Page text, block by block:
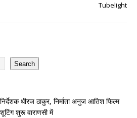
Tubelight
Search
धीरज ठाकुर, निर्माता अनुज आतिश फिल्म
शुरू वाराणसी में